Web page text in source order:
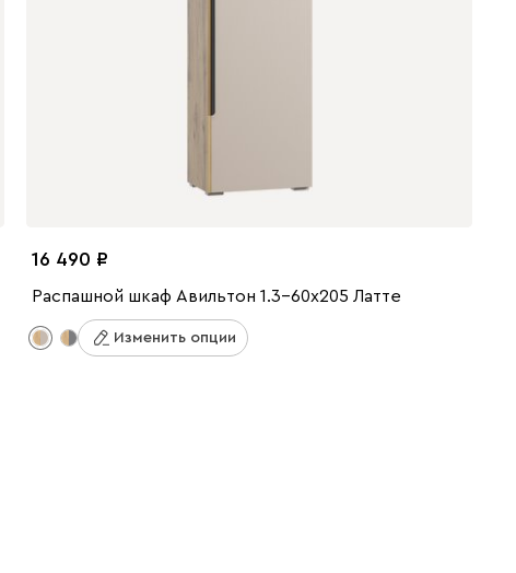
16 490
Распашной шкаф Авильтон 1.3-60x205 Латте
Изменить опции